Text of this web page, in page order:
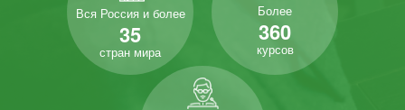
Вся Россия и более
35
стран мира
Более
360
курсов